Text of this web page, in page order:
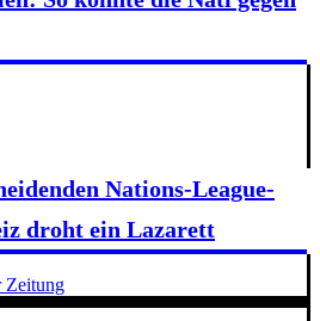
Nations-League-
droht ein Lazarett
Zeitung